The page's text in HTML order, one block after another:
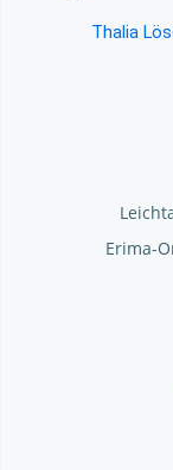
Thalia
Erima-